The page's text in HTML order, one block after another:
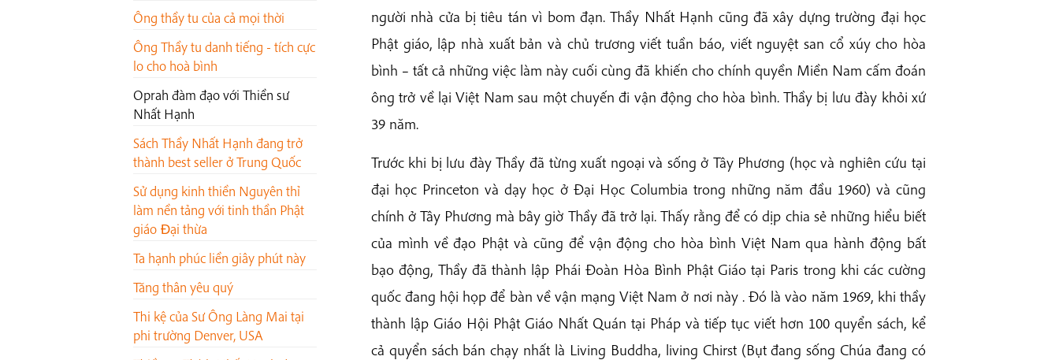
Ông thầy tu của cả mọi thời
Ông Thầy tu danh tiếng - tích cực
lo cho hoà bình
Oprah đàm đạo với Thiền sư
Nhất Hạnh
Sách Thầy Nhất Hạnh đang trở
thành best seller ở Trung Quốc
Sử dụng kinh thiền Nguyên thỉ
làm nền tảng với tinh thần Phật
giáo Ðại thừa
Ta hạnh phúc liền giây phút này
Tăng thân yêu quý
Thi kệ của Sư Ông Làng Mai tại
phi trường Denver, USA
người nhà cửa bị tiêu tán vì bom đạn. Thầy Nhất Hạnh cũng đã xây dựng trường đại học
Phật giáo, lập nhà xuất bản và chủ trương viết tuần báo, viết nguyệt san cổ xúy cho hòa
bình – tất cả những việc làm này cuối cùng đã khiến cho chính quyền Miền Nam cấm đoán
ông trở về lại Việt Nam sau một chuyến đi vận động cho hòa bình. Thầy bị lưu đày khỏi xứ
39 năm.
Trước khi bị lưu đày Thầy đã từng xuất ngoại và sống ở Tây Phương (học và nghiên cứu tại
đại học Princeton và dạy học ở Đại Học Columbia trong những năm đầu 1960) và cũng
chính ở Tây Phương mà bây giờ Thầy đã trở lại. Thấy rằng để có dịp chia sẻ những hiểu biết
của mình về đạo Phật và cũng để vận động cho hòa bình Việt Nam qua hành động bất
bạo động, Thầy đã thành lập Phái Đoàn Hòa Bình Phật Giáo tại Paris trong khi các cường
quốc đang hội họp để bàn về vận mạng Việt Nam ở nơi này . Đó là vào năm 1969, khi thầy
thành lập Giáo Hội Phật Giáo Nhất Quán tại Pháp và tiếp tục viết hơn 100 quyển sách, kể
cả quyển sách bán chạy nhất là Living Buddha, living Chirst (Bụt đang sống Chúa đang có